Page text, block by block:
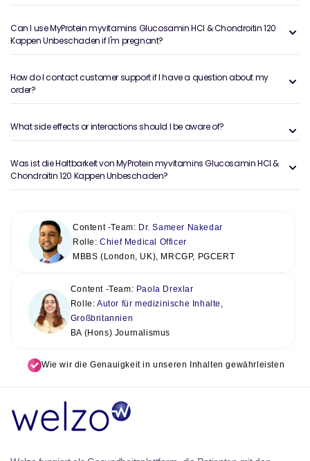
Can I use MyProtein myvitamins Glucosamin HCl & Chondroitin 120
Kappen Unbeschaden if I'm pregnant?
How do I contact customer support if I have a question about my
order?
What side effects or interactions should I be aware of?
Was ist die Haltbarkeit von MyProtein myvitamins Glucosamin HCl &
Chondroitin 120 Kappen Unbeschaden?
Content -Team: Dr. Sameer Nakedar
Rolle:Chief Medical Officer
MBBS (London, UK), MRCGP, PGCERT
Content -Team: Paola Drexlar
Rolle:Autor für medizinische Inhalte,
Großbritannien
BA (Hons) Journalismus
Wie wir die Genauigkeit in unseren Inhalten gewährleisten